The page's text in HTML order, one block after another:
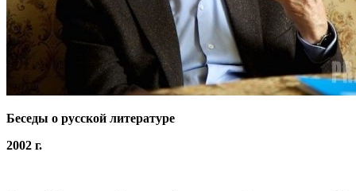
Беседы о русской литературе
2002 г.